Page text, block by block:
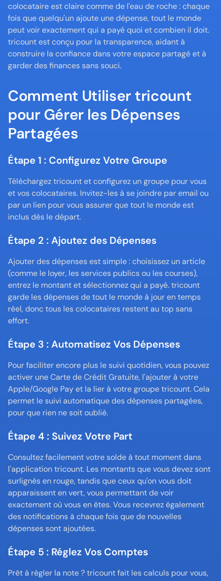
colocataire est claire comme de l'eau de roche : chaque
fois que quelqu'un ajoute une dépense, tout le monde
peut voir exactement qui a payé quoi et combien il doit.
tricount est conçu pour la transparence, aidant à
construire la confiance dans votre espace partagé et à
garder des finances sans souci.
Comment Utiliser tricount
pour Gérer les Dépenses
Partagées
Étape 1 : Configurez Votre Groupe
Téléchargez tricount et configurez un groupe pour vous
et vos colocataires. Invitez-les à se joindre par email ou
par un lien pour vous assurer que tout le monde est
inclus dès le départ.
Étape 2 : Ajoutez des Dépenses
Ajouter des dépenses est simple : choisissez un article
(comme le loyer, les services publics ou les courses),
entrez le montant et sélectionnez qui a payé. tricount
garde les dépenses de tout le monde à jour en temps
réel, donc tous les colocataires restent au top sans
effort.
Étape 3 : Automatisez Vos Dépenses
Pour faciliter encore plus le suivi quotidien, vous pouvez
activer une Carte de Crédit Gratuite, l'ajouter à votre
Apple/Google Pay et la lier à votre groupe tricount. Cela
permet le suivi automatique des dépenses partagées,
pour que rien ne soit oublié.
Étape 4 : Suivez Votre Part
Consultez facilement votre solde à tout moment dans
l'application tricount. Les montants que vous devez sont
surlignés en rouge, tandis que ceux qu'on vous doit
apparaissent en vert, vous permettant de voir
exactement où vous en êtes. Vous recevrez également
des notifications à chaque fois que de nouvelles
dépenses sont ajoutées.
Étape 5 : Réglez Vos Comptes
Prêt à régler la note ? tricount fait les calculs pour vous,